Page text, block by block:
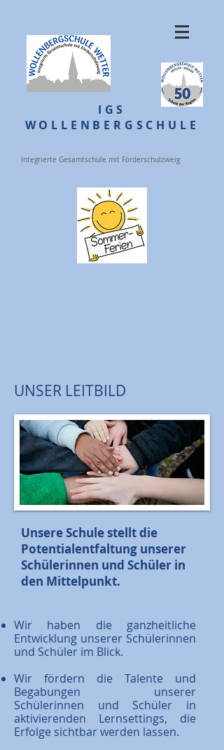
Integrierte Gesamtschule mit Förderschulzweig
IGS
WOLLENBERGSCHULE
UNSER LEITBILD
Unsere Schule stellt die
Potentialentfaltung unserer
Schülerinnen und Schüler in
den Mittelpunkt.
Wir haben die ganzheitliche
Entwicklung unserer Schülerinnen
und Schüler im Blick.
Wir fördern die Talente und
Begabungen unserer
Schülerinnen und Schüler in
aktivierenden Lernsettings, die
Erfolge sichtbar werden lassen.